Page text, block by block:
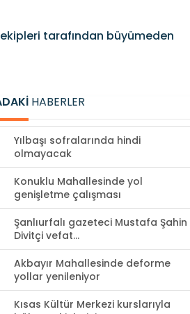
ekipleri tarafından büyümeden
HABERLER
Yılbaşı sofralarında hindi
olmayacak
Konuklu Mahallesinde yol
genişletme çalışması
Şanlıurfalı gazeteci Mustafa Şahin
Divitçi vefat...
Akbayır Mahallesinde deforme
yollar yenileniyor
Kısas Kültür Merkezi kurslarıyla